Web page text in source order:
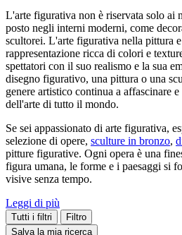
L'arte figurativa non è riservata solo ai
posto negli interni moderni, come
scultorei. L'arte figurativa nella pittura
rappresentazione ricca di colori e
spettatori con il suo realismo e la sua
disegno figurativo, una pittura o una
genere artistico continua a affascinare
dell'arte di tutto il mondo.
Se sei appassionato di arte figurativa,
selezione di opere, sculture in bronzo,
pitture figurative. Ogni opera è una
figura umana, le forme e i paesaggi si
visive senza tempo.
Leggi di più
Tutti i filtri
Filtro
Salva la mia ricerca